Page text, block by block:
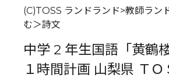
(C)TOSS ランドランド>教師ラン
む＞詩文
中学 2 年生国語「黄鶴
１時間計画 山梨県 ＴＯ